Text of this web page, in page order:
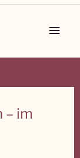
Main
– im